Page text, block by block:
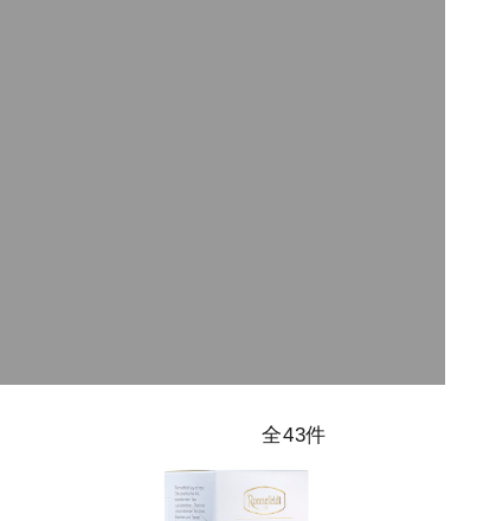
ティー
全43件